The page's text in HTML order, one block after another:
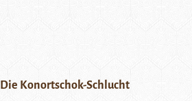
Die Konortschok-Schlucht